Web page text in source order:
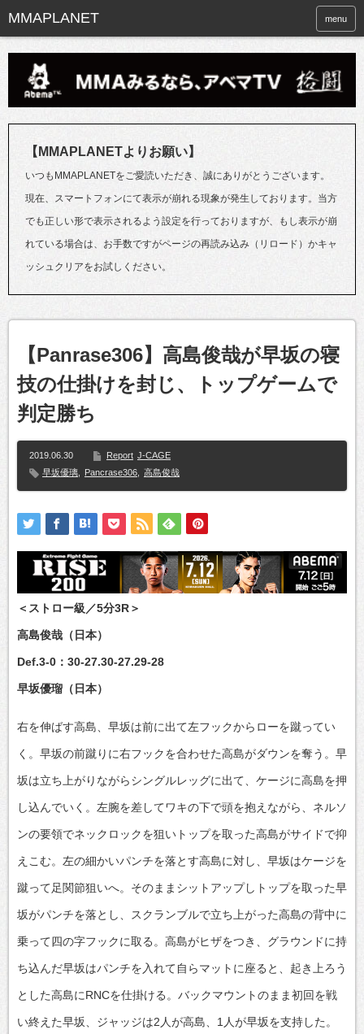
menu
【MMAPLANETよりお願い】
いつもMMAPLANETをご愛読いただき、誠にありがとうございます。
現在、スマートフォンにて表示が崩れる現象が発生しております。当方
でも正しい形で表示されるよう設定を行っておりますが、もし表示が崩
れている場合は、お手数ですがページの再読み込み（リロード）かキャ
ッシュクリアをお試しください。
【Panrase306】高島俊哉が早坂の寝
技の仕掛けを封じ、トップゲームで
判定勝ち
2019.06.30 Report J-CAGE
早坂優璃
Pancrase306 高島俊哉
＜ストロー級／5分3R＞
高島俊哉（日本）
Def.3-0：30-27.30-27.29-28
早坂優瑠（日本）
右を伸ばす高島、早坂は前に出て左フックからローを蹴ってい
く。早坂の前蹴りに右フックを合わせた高島がダウンを奪う。早
坂は立ち上がりながらシングルレッグに出て、ケージに高島を押
し込んでいく。左腕を差してワキの下で頭を抱えながら、ネルソ
ンの要領でネックロックを狙いトップを取った高島がサイドで抑
えこむ。左の細かいパンチを落とす高島に対し、早坂はケージを
蹴って足関節狙いへ。そのままシットアップしトップを取った早
坂がパンチを落とし、スクランブルで立ち上がった高島の背中に
乗って四の字フックに取る。高島がヒザをつき、グラウンドに持
ち込んだ早坂はパンチを入れて自らマットに座ると、起き上ろう
とした高島にRNCを仕掛ける。バックマウントのまま初回を戦
い終えた早坂、ジャッジは2人が高島、1人が早坂を支持した。